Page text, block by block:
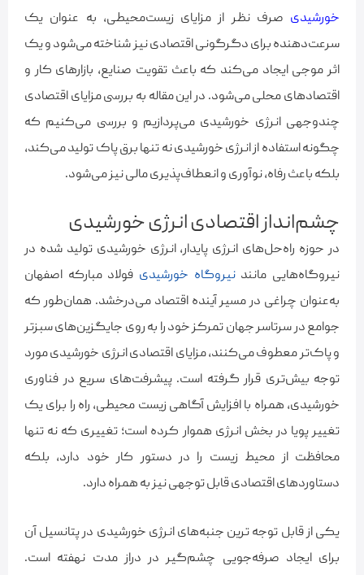
خورشیدی صرف نظر از مزایای زیست‌محیطی، به عنوان یک
سرعت‌دهنده برای دگرگونی اقتصادی نیز شناخته می‌شود و یک
اثر موجی ایجاد می‌کند که باعث تقویت صنایع، بازارهای کار و
اقتصادهای محلی می‌شود. در این مقاله به بررسی مزایای اقتصادی
چندوجهی انرژی خورشیدی می‌پردازیم و بررسی می‌کنیم که
چگونه استفاده از انرژی خورشیدی نه تنها برق پاک تولید می‌کند،
بلکه باعث رفاه، نوآوری و انعطاف‌پذیری مالی نیز می‌شود.
چشم‌انداز اقتصادی انرژی خورشیدی
در حوزه راه‌حل‌های انرژی پایدار، انرژی خورشیدی تولید شده در
نیروگاه‌هایی مانندنیروگاه خورشیدی فولاد مبارکه اصفهان
به‌عنوان چراغی در مسیر آینده‌ اقتصاد می‌درخشد. همان‌طور که
جوامع در سرتاسر جهان تمرکز خود را به روی جایگزین‌های سبزتر
و پاک‌تر معطوف می‌کنند، مزایای اقتصادی انرژی خورشیدی مورد
توجه بیش‌تری قرار گرفته است. پیشرفت‌های سریع در فناوری
خورشیدی، همراه با افزایش آگاهی زیست محیطی، راه را برای یک
تغییر پویا در بخش انرژی هموار کرده است؛ تغییری که نه تنها
محافظت از محیط زیست را در دستور کار خود دارد، بلکه
دستاوردهای اقتصادی قابل توجهی نیز به همراه دارد.
یکی از قابل توجه ترین جنبه‌های انرژی خورشیدی در پتانسیل آن
برای ایجاد صرفه‌جویی چشم‌گیر در دراز مدت نهفته است.